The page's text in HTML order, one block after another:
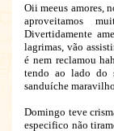
Oii meeus amores,
aproveitamos
Divertidamente
lagrimas, vão
é nem reclamou
tendo ao lado do
sanduíche
Domingo teve
especifico não